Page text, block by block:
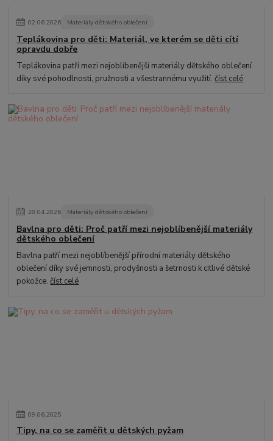
02.06.2026 Materiály dětského oblečení
Teplákovina pro děti: Materiál, ve kterém se děti cítí
opravdu dobře
Teplákovina patří mezi nejoblíbenější materiály dětského oblečení
díky své pohodlnosti, pružnosti a všestrannému využití.číst celé
28.04.2026 Materiály dětského oblečení
Bavlna pro děti: Proč patří mezi nejoblíbenější materiály
dětského oblečení
Bavlna patří mezi nejoblíbenější přírodní materiály dětského
oblečení díky své jemnosti, prodyšnosti a šetrnosti k citlivé dětské
pokožce.číst celé
09.06.2025
Tipy, na co se zaměřit u dětských pyžam